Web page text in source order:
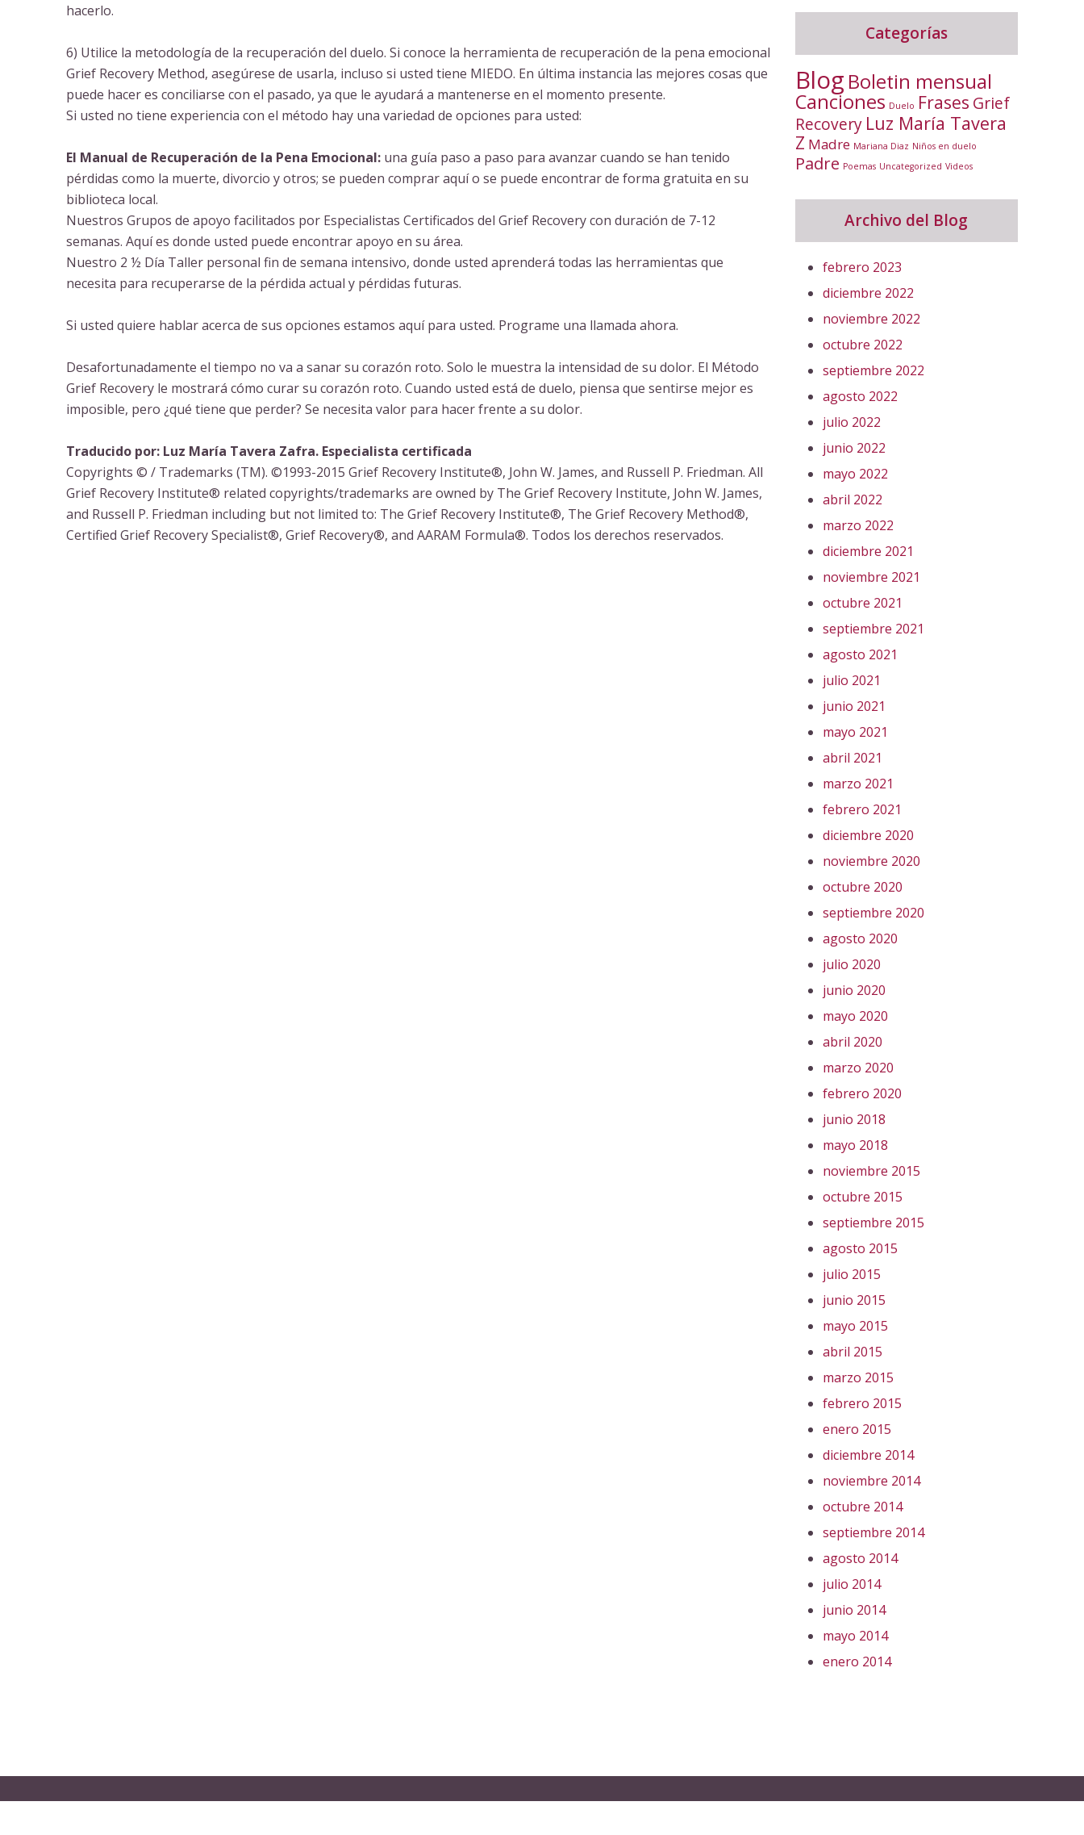
hacerlo.
6) Utilice la metodología de la recuperación del duelo. Si conoce la herramienta de recuperación de la pena emocional
Grief Recovery Method, asegúrese de usarla, incluso si usted tiene MIEDO. En última instancia las mejores cosas que
puede hacer es conciliarse con el pasado, ya que le ayudará a mantenerse en el momento presente.
Si usted no tiene experiencia con el método hay una variedad de opciones para usted:
El Manual de Recuperación de la Pena Emocional: una guía paso a paso para avanzar cuando se han tenido
pérdidas como la muerte, divorcio y otros; se pueden comprar aquí o se puede encontrar de forma gratuita en su
biblioteca local.
Nuestros Grupos de apoyo facilitados por Especialistas Certificados del Grief Recovery con duración de 7-12
semanas. Aquí es donde usted puede encontrar apoyo en su área.
Nuestro 2 ½ Día Taller personal fin de semana intensivo, donde usted aprenderá todas las herramientas que
necesita para recuperarse de la pérdida actual y pérdidas futuras.
Si usted quiere hablar acerca de sus opciones estamos aquí para usted. Programe una llamada ahora.
Desafortunadamente el tiempo no va a sanar su corazón roto. Solo le muestra la intensidad de su dolor. El Método
Grief Recovery le mostrará cómo curar su corazón roto. Cuando usted está de duelo, piensa que sentirse mejor es
imposible, pero ¿qué tiene que perder? Se necesita valor para hacer frente a su dolor.
Traducido por: Luz María Tavera Zafra. Especialista certificada
Copyrights © / Trademarks (TM). ©1993-2015 Grief Recovery Institute®, John W. James, and Russell P. Friedman. All
Grief Recovery Institute® related copyrights/trademarks are owned by The Grief Recovery Institute, John W. James,
and Russell P. Friedman including but not limited to: The Grief Recovery Institute®, The Grief Recovery Method®,
Certified Grief Recovery Specialist®, Grief Recovery®, and AARAM Formula®. Todos los derechos reservados.
Categorías
Blog Boletin mensual
Canciones Duelo Frases Grief
Recovery Luz María Tavera
Z Madre Mariana Diaz Niños en duelo
Padre Poemas Uncategorized Videos
Archivo del Blog
febrero 2023
diciembre 2022
noviembre 2022
octubre 2022
septiembre 2022
agosto 2022
julio 2022
junio 2022
mayo 2022
abril 2022
marzo 2022
diciembre 2021
noviembre 2021
octubre 2021
septiembre 2021
agosto 2021
julio 2021
junio 2021
mayo 2021
abril 2021
marzo 2021
febrero 2021
diciembre 2020
noviembre 2020
octubre 2020
septiembre 2020
agosto 2020
julio 2020
junio 2020
mayo 2020
abril 2020
marzo 2020
febrero 2020
junio 2018
mayo 2018
noviembre 2015
octubre 2015
septiembre 2015
agosto 2015
julio 2015
junio 2015
mayo 2015
abril 2015
marzo 2015
febrero 2015
enero 2015
diciembre 2014
noviembre 2014
octubre 2014
septiembre 2014
agosto 2014
julio 2014
junio 2014
mayo 2014
enero 2014